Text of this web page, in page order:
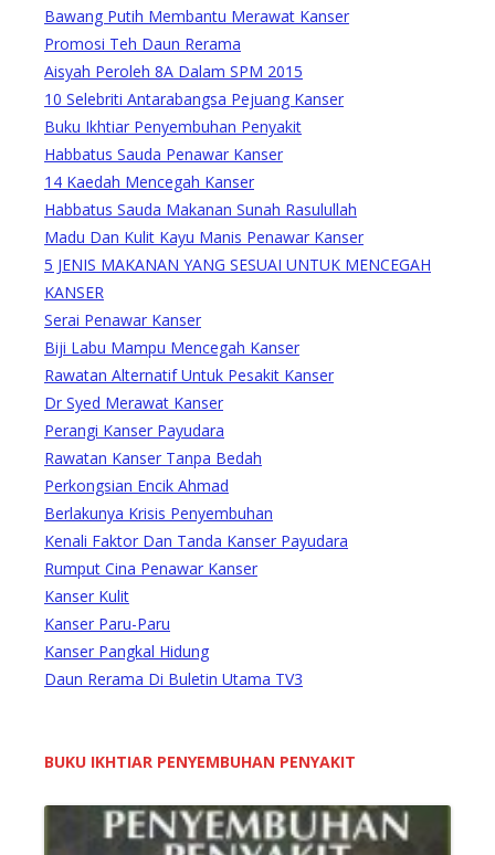
Bawang Putih Membantu Merawat Kanser
Promosi Teh Daun Rerama
Aisyah Peroleh 8A Dalam SPM 2015
10 Selebriti Antarabangsa Pejuang Kanser
Buku Ikhtiar Penyembuhan Penyakit
Habbatus Sauda Penawar Kanser
14 Kaedah Mencegah Kanser
Habbatus Sauda Makanan Sunah Rasulullah
Madu Dan Kulit Kayu Manis Penawar Kanser
5 JENIS MAKANAN YANG SESUAI UNTUK MENCEGAH
KANSER
Serai Penawar Kanser
Biji Labu Mampu Mencegah Kanser
Rawatan Alternatif Untuk Pesakit Kanser
Dr Syed Merawat Kanser
Perangi Kanser Payudara
Rawatan Kanser Tanpa Bedah
Perkongsian Encik Ahmad
Berlakunya Krisis Penyembuhan
Kenali Faktor Dan Tanda Kanser Payudara
Rumput Cina Penawar Kanser
Kanser Kulit
Kanser Paru-Paru
Kanser Pangkal Hidung
Daun Rerama Di Buletin Utama TV3
BUKU IKHTIAR PENYEMBUHAN PENYAKIT